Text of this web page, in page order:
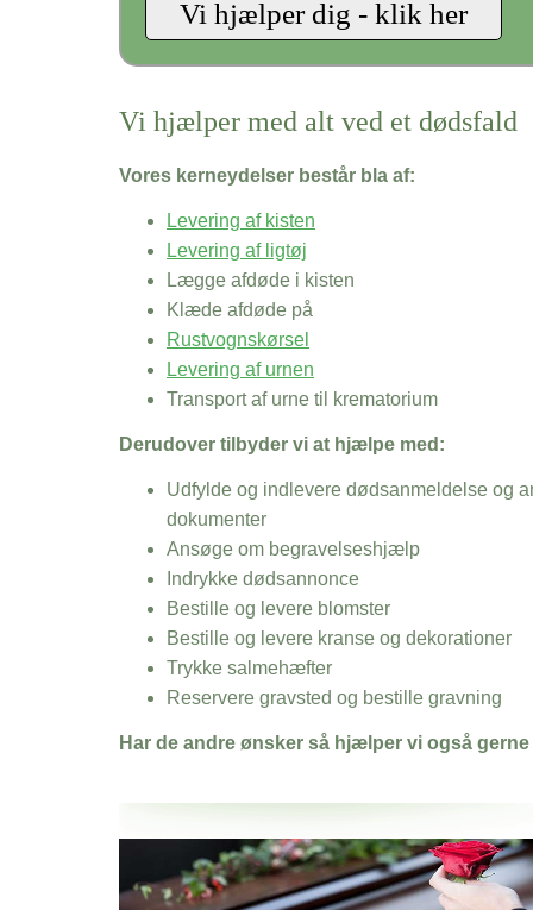
Vi hjælper med alt ved et dødsfald
Vores kerneydelser består bla af:
Levering af kisten
Levering af ligtøj
Lægge afdøde i kisten
Klæde afdøde på
Rustvognskørsel
Levering af urnen
Transport af urne til krematorium
Derudover tilbyder vi at hjælpe med:
Udfylde og indlevere dødsanmeldelse og
dokumenter
Ansøge om begravelseshjælp
Indrykke dødsannonce
Bestille og levere blomster
Bestille og levere kranse og dekorationer
Trykke salmehæfter
Reservere gravsted og bestille gravning
Har de andre ønsker så hjælper vi også gerne
Her hos os får du altid en god afslutning når det gælder
Overskuelig Begravelse Tilst
vi hjælper i alle faser af begravelsel